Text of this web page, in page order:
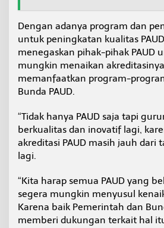
Dengan adanya program dan
untuk peningkatan kualitas
menegaskan pihak-pihak PAUD
mungkin menaikan
memanfaatkan program-
Bunda PAUD.
“Tidak hanya PAUD saja tapi
berkualitas dan inovatif lagi,
akreditasi PAUD masih jauh dari
lagi.
“Kita harap semua PAUD yang
segera mungkin menyusul
Karena baik Pemerintah dan
memberi dukungan terkait hal